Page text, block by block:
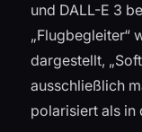
und DALL-E 3
„Flugbegleiter“
dargestellt,
ausschließlich
polarisiert als in